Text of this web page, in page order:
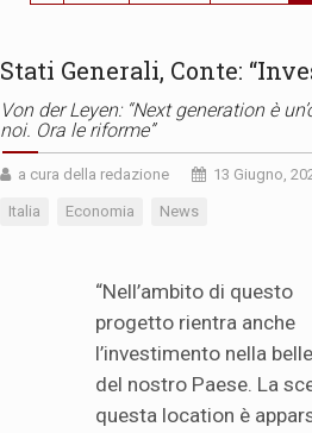
Stati Generali, Conte:
Von der Leyen: “Next generation è
noi. Ora le riforme”
a cura della redazione 13 Giugno,
Italia Economia News
“Nell’ambito di questo
progetto rientra anche
l’investimento nella
del nostro Paese. La
questa location è